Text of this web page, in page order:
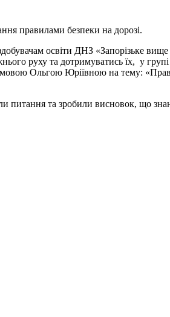
правилами безпеки на дорозі.
освіти ДНЗ «Запорізьке
руху та дотримуватись їх, у
Ольгою Юріївною на тему:
питання та зробили висновок, що